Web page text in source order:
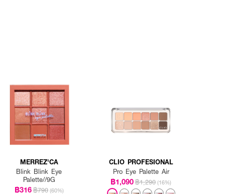
MERREZ'CA
Blink Blink Eye
Palette//9G
฿316฿790 (60%)
CLIO PROFESIONAL
Pro Eye Palette Air
฿1,090฿1,290 (16%)